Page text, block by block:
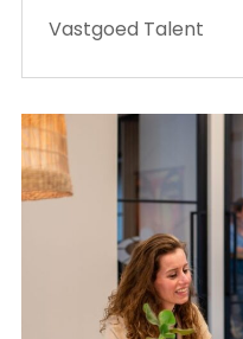
Vastgoed Talent